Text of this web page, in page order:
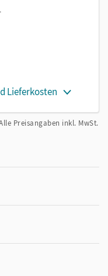
Inhalte am Ende
Lieferkosten
Preisangaben inkl. MwSt.